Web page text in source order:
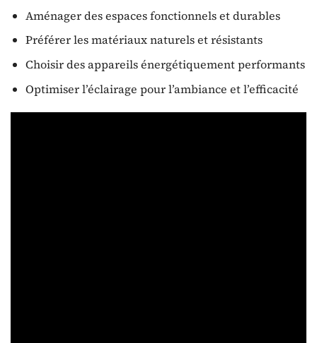
Aménager des espaces fonctionnels et durables
Préférer les matériaux naturels et résistants
Choisir des appareils énergétiquement performants
Optimiser l’éclairage pour l’ambiance et l’efficacité